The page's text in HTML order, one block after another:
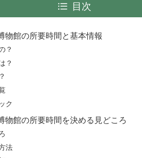
目次
物館の所要時間と基本情報
？
？
ク
物館の所要時間を決める見どころ
法